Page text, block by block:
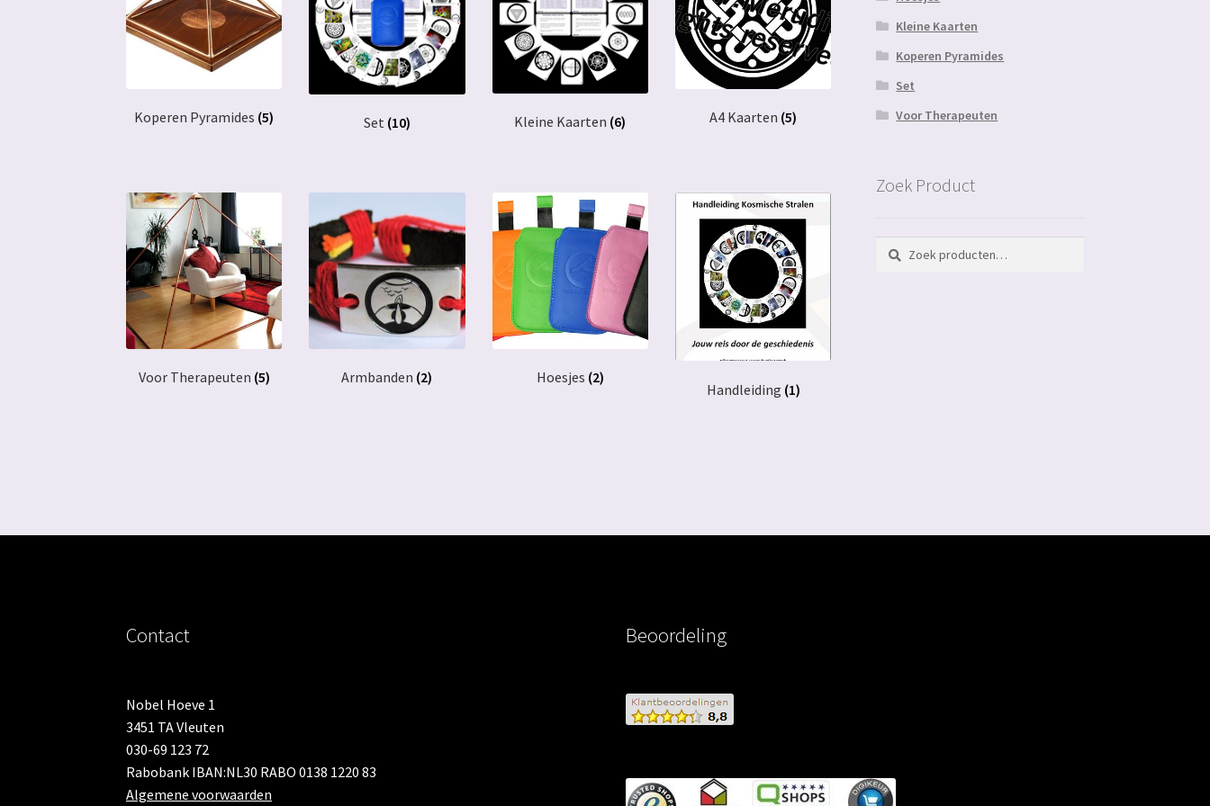
Koperen Pyramides (5) Set (10) Kleine Kaarten (6) A4 Kaarten (5)
Voor Therapeuten (5) Armbanden (2) Hoesjes (2)
Handleiding (1)
Kleine Kaarten
Koperen Pyramides
Set
Voor Therapeuten
Zoek Product
Zoeken
naar:
Zoeken
Contact
Nobel Hoeve 1
3451 TA Vleuten
030-69 123 72
Rabobank IBAN:NL30 RABO 0138 1220 83
Algemene voorwaarden
Beoordeling